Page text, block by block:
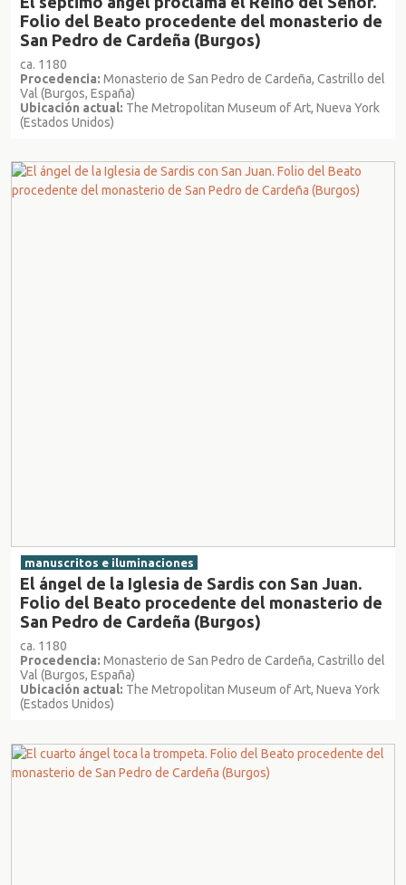
Folio del Beato procedente del monasterio de
San Pedro de Cardeña (Burgos)
ca. 1180
Procedencia: Monasterio de San Pedro de Cardeña, Castrillo del
Val (Burgos, España)
Ubicación actual: The Metropolitan Museum of Art, Nueva York
(Estados Unidos)
manuscritos e iluminaciones
El ángel de la Iglesia de Sardis con San Juan.
Folio del Beato procedente del monasterio de
San Pedro de Cardeña (Burgos)
ca. 1180
Procedencia: Monasterio de San Pedro de Cardeña, Castrillo del
Val (Burgos, España)
Ubicación actual: The Metropolitan Museum of Art, Nueva York
(Estados Unidos)